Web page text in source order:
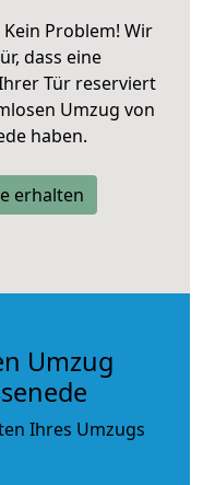
Problem! Wir
dass eine
Tür reserviert
Umzug von
haben.
erhalten
Umzug
Ihres Umzugs